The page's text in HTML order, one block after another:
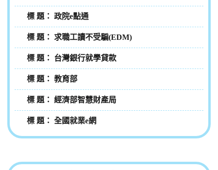
政院e點通
求職工讀不受騙(EDM)
台灣銀行就學貸款
教育部
經濟部智慧財產局
全國就業e網